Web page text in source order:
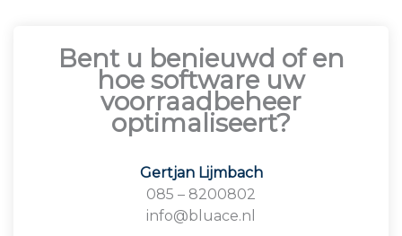
Bent u benieuwd of en
hoe software uw
voorraadbeheer
optimaliseert?
Gertjan Lijmbach
085 – 8200802
info@bluace.nl